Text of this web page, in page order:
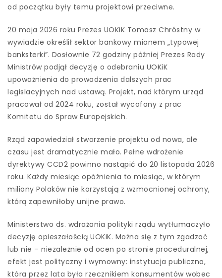
od początku były temu projektowi przeciwne.
20 maja 2026 roku Prezes UOKiK Tomasz Chróstny w
wywiadzie określił sektor bankowy mianem „typowej
banksterki”. Dosłownie 72 godziny później Prezes Rady
Ministrów podjął decyzję o odebraniu UOKiK
upoważnienia do prowadzenia dalszych prac
legislacyjnych nad ustawą. Projekt, nad którym urząd
pracował od 2024 roku, został wycofany z prac
Komitetu do Spraw Europejskich.
Rząd zapowiedział stworzenie projektu od nowa, ale
czasu jest dramatycznie mało. Pełne wdrożenie
dyrektywy CCD2 powinno nastąpić do 20 listopada 2026
roku. Każdy miesiąc opóźnienia to miesiąc, w którym
miliony Polaków nie korzystają z wzmocnionej ochrony,
którą zapewniłoby unijne prawo.
Ministerstwo ds. wdrażania polityki rządu wytłumaczyło
decyzję opieszałością UOKiK. Można się z tym zgadzać
lub nie – niezależnie od ocen po stronie proceduralnej,
efekt jest polityczny i wymowny: instytucja publiczna,
która przez lata była rzecznikiem konsumentów wobec